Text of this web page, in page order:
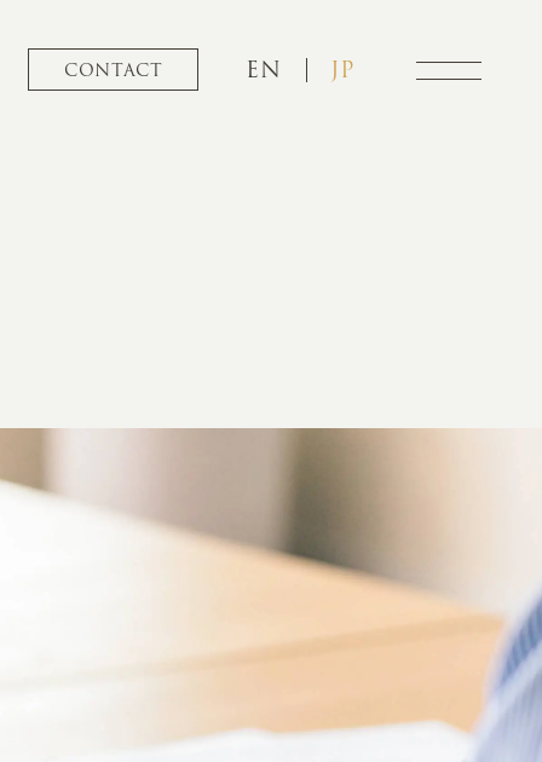
CONTACT EN JP